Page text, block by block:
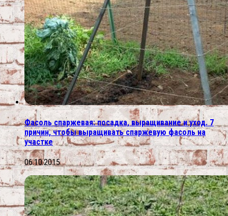
Фасоль спаржевая: посадка, выращивание и уход. 7
причин, чтобы выращивать спаржевую фасоль на
участке
06.10.2015